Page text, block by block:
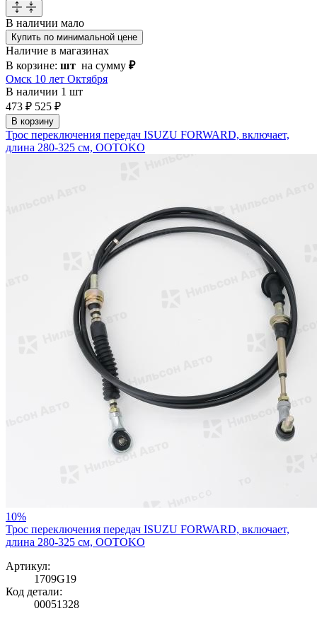
В наличии мало
Купить по минимальной цене
Наличие в магазинах
В корзине: шт на сумму ₽
Омск 10 лет Октября
В наличии 1 шт
473 ₽ 525 ₽
В корзину
Трос переключения передач ISUZU FORWARD, включает,
длина 280-325 см, OOTOKO
10%
Трос переключения передач ISUZU FORWARD, включает,
длина 280-325 см, OOTOKO
Артикул:
1709G19
Код детали:
00051328